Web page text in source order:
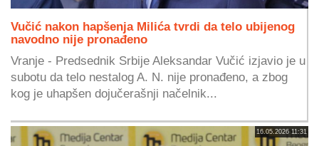
Vučić nakon hapšenja Milića tvrdi da telo ubijenog
navodno nije pronađeno
Vranje - Predsednik Srbije Aleksandar Vučić izjavio je u
subotu da telo nestalog A. N. nije pronađeno, a zbog
kog je uhapšen dojučerašnji načelnik...
16.05.2026 11:31